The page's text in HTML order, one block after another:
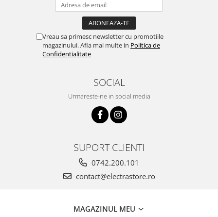
Vreau sa primesc newsletter cu promotiile
magazinului. Afla mai multe in Politica de
Confidentialitate
SOCIAL
Urmareste-ne in social media
SUPORT CLIENTI
0742.200.101
contact@electrastore.ro
MAGAZINUL MEU